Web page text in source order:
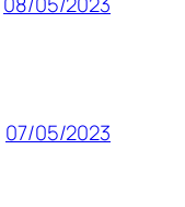
07/05/2023